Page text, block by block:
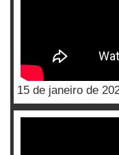
15 de janeiro de